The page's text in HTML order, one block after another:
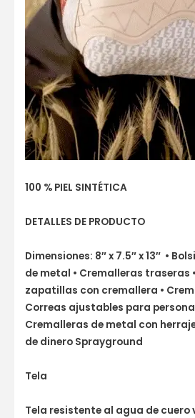
100 % PIEL SINTÉTICA
DETALLES DE PRODUCTO
Dimensiones: 8″ x 7.5″ x 13″ •
de metal • Cremalleras traseras
zapatillas con cremallera •
Correas ajustables para
Cremalleras de metal con
de dinero Sprayground
Tela
Tela resistente al agua de